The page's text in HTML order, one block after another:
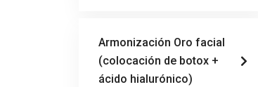
Armonización Oro facial
(colocación de botox +
ácido hialurónico)